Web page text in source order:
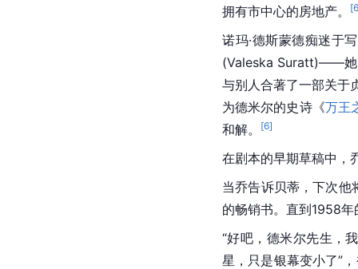
拥有市中心的房地产。
[
诺玛·德斯蒙德痴迷于
(Valeska Suratt)——她
与别人合著了一部关于
为德米尔的史诗《万王
和解。
[6]
在剧本的早期草稿中，
当乔告诉贝蒂，下次
的畅销书。直到1958
“好吧，德米尔先生，
星，只是银幕变小了”